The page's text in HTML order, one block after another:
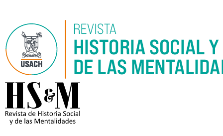
logo_hsm_2021.png